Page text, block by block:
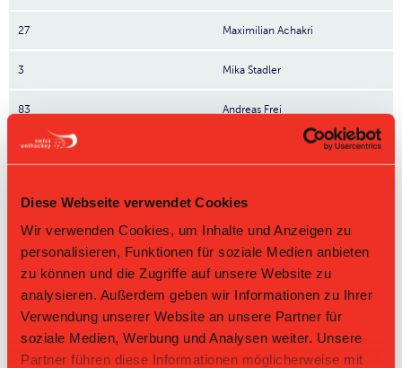
Diese Webseite verwendet Cookies
Wir verwenden Cookies, um Inhalte und Anzeigen zu
personalisieren, Funktionen für soziale Medien anbieten
zu können und die Zugriffe auf unsere Website zu
analysieren. Außerdem geben wir Informationen zu Ihrer
Verwendung unserer Website an unsere Partner für
soziale Medien, Werbung und Analysen weiter. Unsere
Partner führen diese Informationen möglicherweise mit
27 Maximilian Achakri
3 Mika Stadler
83 Andreas Frei
10
80 Janis Stickel
Tim Ehrensperger
Nr: Nummer
Tabelle Herren GF 1. Liga Gruppe 2 2025/26 per
08.08.2026